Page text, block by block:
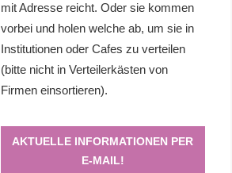
mit Adresse reicht. Oder sie kommen
vorbei und holen welche ab, um sie in
Institutionen oder Cafes zu verteilen
(bitte nicht in Verteilerkästen von
Firmen einsortieren).
AKTUELLE INFORMATIONEN PER
E-MAIL!